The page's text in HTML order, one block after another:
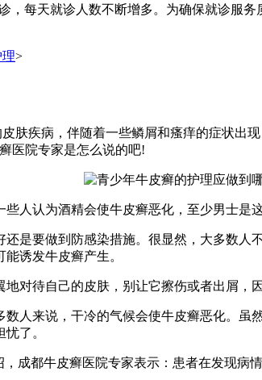
，每天就诊人数不断增多。为确保就诊服
>
肤疾病，伴随着一些鳞屑和瘙痒的症状出
医院专家是怎么说的吧!
认为酒精会使牛皮癣恶化，至少男士是这
要做到防感染措施。很显然，大多数人
诱发牛皮癣产生。
待自己的皮肤，别让它擦伤或者出屑，
来说，干冷的气候会使牛皮癣恶化。虽
了。
都牛皮癣医院专家表示：患者在发现病